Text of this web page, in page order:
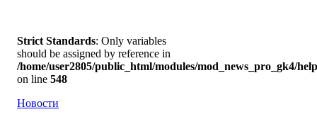
Strict Standards: Only variables
should be assigned by reference in
/home/user2805/public_html/modules/mod_news_pro_gk4/
on line 548
Новости